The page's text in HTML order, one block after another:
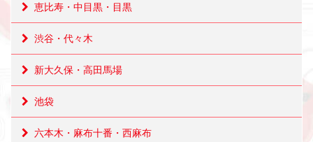
恵比寿・中目黒・目黒
渋谷・代々木
新大久保・高田馬場
池袋
六本木・麻布十番・西麻布